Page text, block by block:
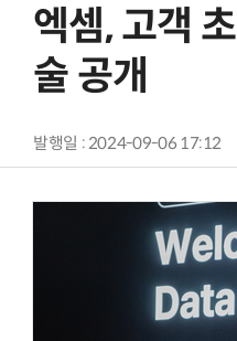
엑셈, 고객
술 공개
발행일 : 2024-09-06 17:12